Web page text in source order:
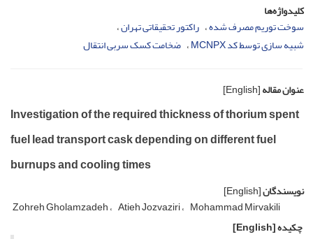
کلیدواژه‌ها
سوخت توریم مصرف شده راکتور تحقیقاتی تهران
شبیه سازی توسط کد MCNPX
ضخامت کسک سربی انتقال
عنوان مقاله[English]
Investigation of the required thickness of thorium spent
fuel lead transport cask depending on different fuel
burnups and cooling times
نویسندگان[English]
Zohreh Gholamzadeh Atieh Jozvaziri Mohammad Mirvakili
چکیده[English]